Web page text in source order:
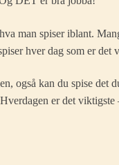
man spiser iblant.
hver dag som er det
også kan du spise
er det